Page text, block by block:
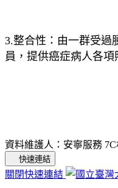
3.整合性：由一群受過
員，提供癌症病人各項
資料維護人：安寧服務
快速連結
關閉快速連結